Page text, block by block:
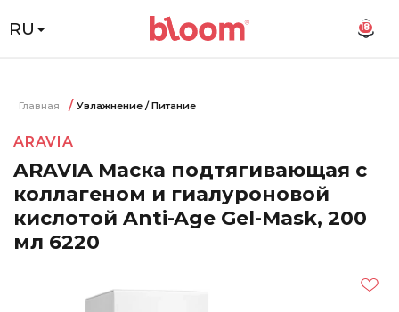
RU 18
Главная Увлажнение / Питание
ARAVIA
ARAVIA Маска подтягивающая с
коллагеном и гиалуроновой
кислотой Anti-Age Gel-Mask, 200
мл 6220